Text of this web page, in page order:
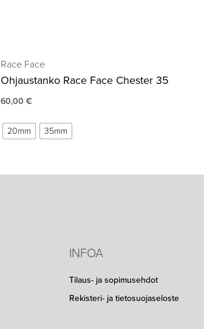
Race Face
Ohjaustanko Race Face Chester 35
60,00 €
20mm 35mm
INFOA
Tilaus- ja sopimusehdot
Rekisteri- ja tietosuojaseloste